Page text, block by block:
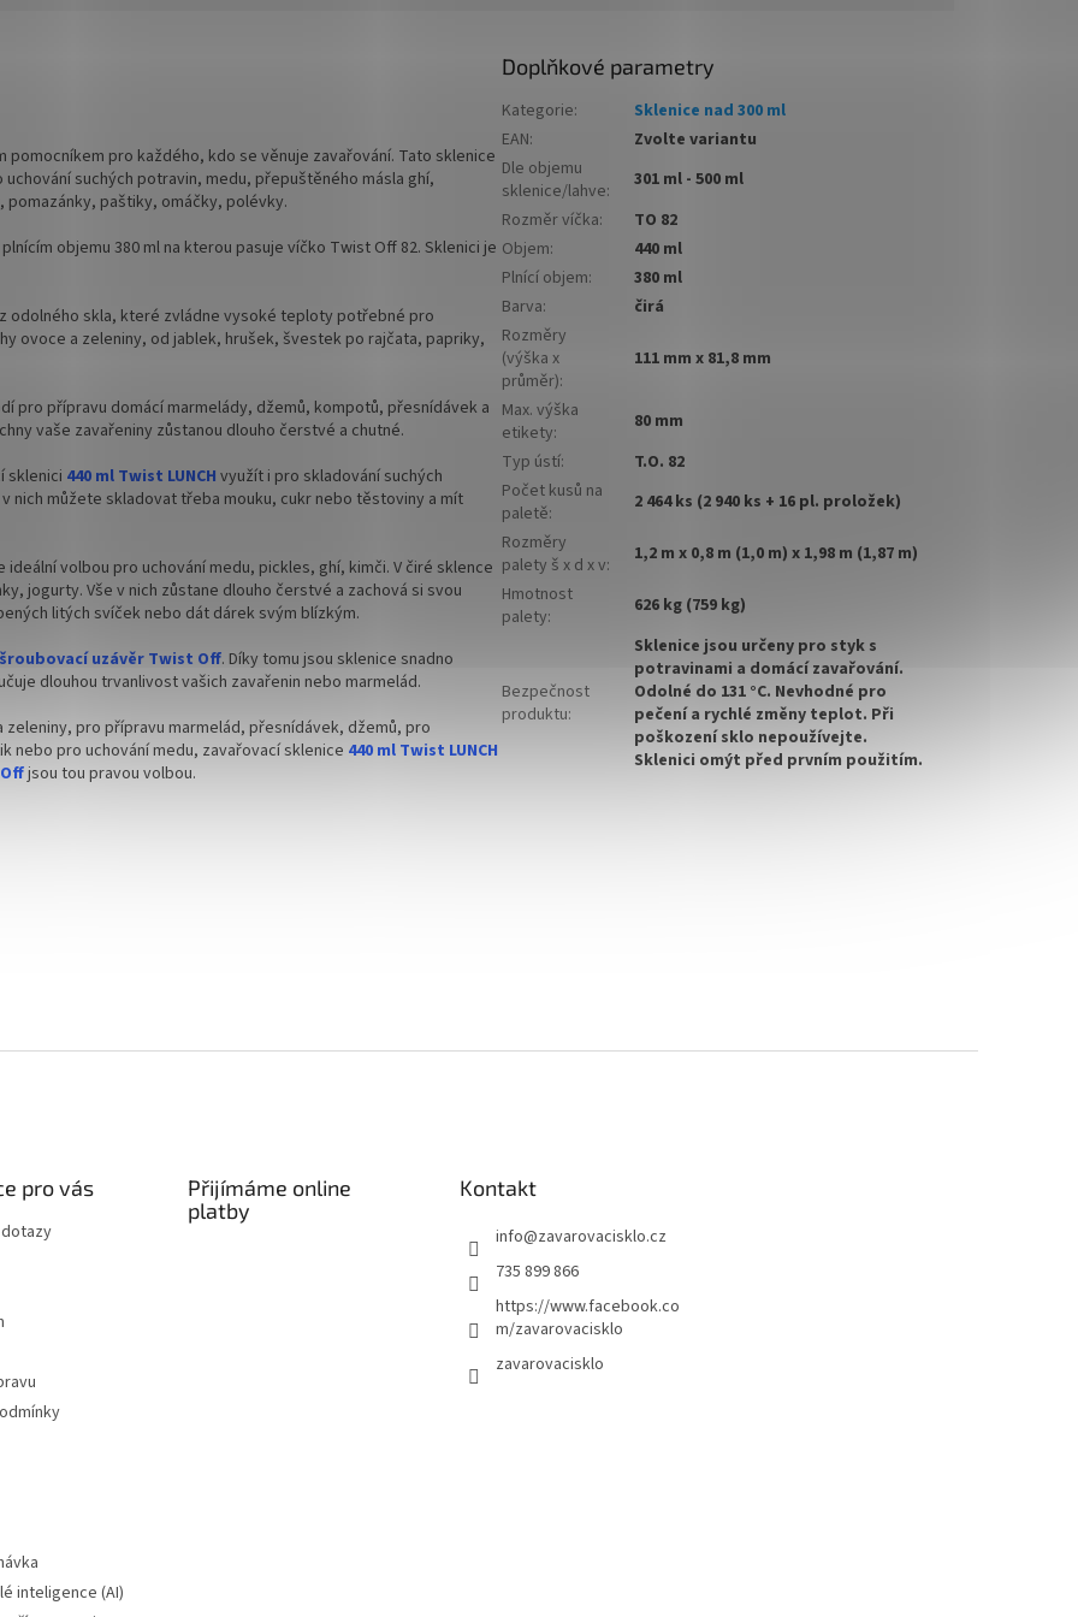
víčka TO 82 ke sklenici objednejte
za výhodnější cenu
✅ Twist Off šroubový uzávěr uzavřete
✅ Různá víčka TO 82 ke sklenici objednejte
✅ Jako dělaná na polévky, přesnídávky,
lečo, houby
Paletu za výhodnější cenu
objednejteZDE
lehce rukou
✅ Ideální na kompoty, povidla, omáčky,
polévky
pomocníkem pro každého, kdo se věnuje zavařování. Tato sklenice
suchých potravin, medu, přepuštěného másla ghí,
paštiky, omáčky, polévky.
objemu 380 ml na kterou pasuje víčko Twist Off 82. Sklenici je
odolného skla, které zvládne vysoké teploty potřebné pro
ovoce a zeleniny, od jablek, hrušek, švestek po rajčata, papriky,
pro přípravu domácí marmelády, džemů, kompotů, přesnídávek a
vaše zavařeniny zůstanou dlouho čerstvé a chutné.
sklenici 440 ml Twist LUNCH využít i pro skladování suchých
nich můžete skladovat třeba mouku, cukr nebo těstoviny a mít
ideální volbou pro uchování medu, pickles, ghí, kimči. V čiré sklence
jogurty. Vše v nich zůstane dlouho čerstvé a zachová si svou
litých svíček nebo dát dárek svým blízkým.
šroubovací uzávěr Twist Off. Díky tomu jsou sklenice snadno
dlouhou trvanlivost vašich zavařenin nebo marmelád.
pro přípravu marmelád, přesnídávek, džemů, pro
nebo pro uchování medu, zavařovací sklenice 440 ml Twist LUNCH
jsou tou pravou volbou.
Doplňkové parametry
Kategorie:
Sklenice nad 300 ml
EAN:
Zvolte variantu
Dle objemu
sklenice/lahve:
301 ml - 500 ml
Rozměr víčka:
TO 82
Objem:
440 ml
Plnící objem:
380 ml
Barva:
čirá
Rozměry
(výška x
průměr):
111 mm x 81,8 mm
Max. výška
etikety:
80 mm
Typ ústí:
T.O. 82
Počet kusů na
paletě:
2 464 ks (2 940 ks + 16 pl. proložek)
Rozměry
palety š x d x v:
1,2 m x 0,8 m (1,0 m) x 1,98 m (1,87 m)
Hmotnost
palety: 626 kg (759 kg)
Bezpečnost
produktu:
Sklenice jsou určeny pro styk s
potravinami a domácí zavařování.
Odolné do 131 °C. Nevhodné pro
pečení a rychlé změny teplot. Při
poškození sklo nepoužívejte.
Sklenici omýt před prvním použitím.
pro vás
dotazy
inteligence (AI)
Přijímáme online
platby
Kontakt
info@zavarovacisklo.cz
735 899 866
https://www.facebook.co
m/zavarovacisklo
zavarovacisklo